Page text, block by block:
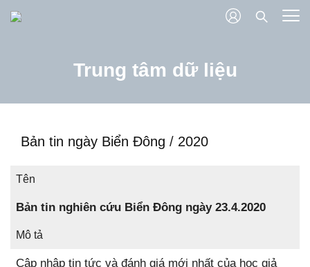
Trung tâm dữ liệu
Bản tin ngày Biển Đông / 2020
Tên
Bản tin nghiên cứu Biển Đông ngày 23.4.2020
Mô tả
Cập nhập tin tức và đánh giá mới nhất của học giả